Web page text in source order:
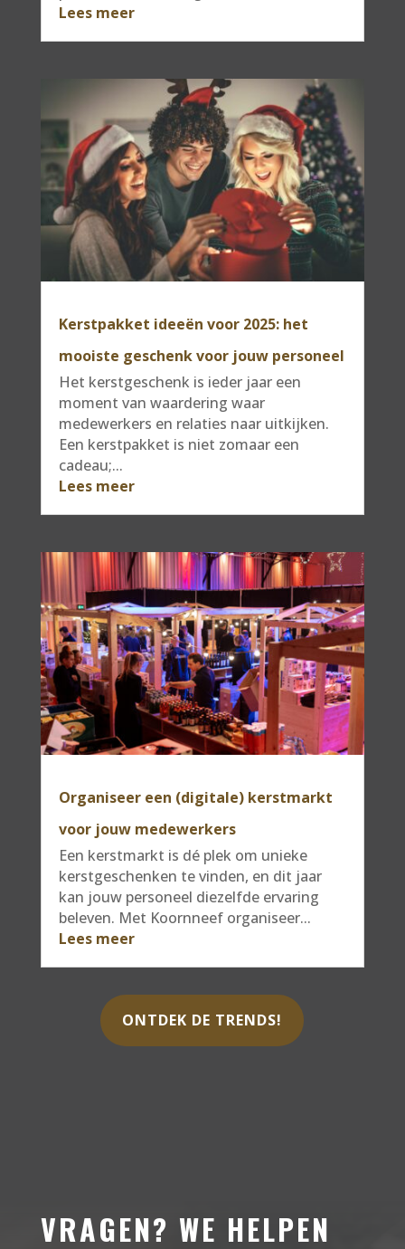
Lees meer
Kerstpakket ideeën voor 2025: het
mooiste geschenk voor jouw personeel
Het kerstgeschenk is ieder jaar een
moment van waardering waar
medewerkers en relaties naar uitkijken.
Een kerstpakket is niet zomaar een
cadeau;...
Lees meer
Organiseer een (digitale) kerstmarkt
voor jouw medewerkers
Een kerstmarkt is dé plek om unieke
kerstgeschenken te vinden, en dit jaar
kan jouw personeel diezelfde ervaring
beleven. Met Koornneef organiseer...
Lees meer
ONTDEK DE TRENDS!
VRAGEN? WE HELPEN